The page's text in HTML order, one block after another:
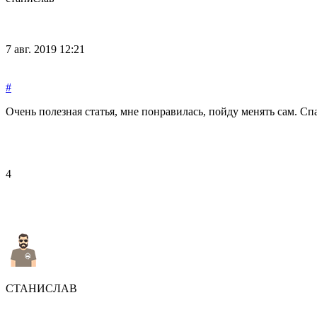
7 авг. 2019 12:21
#
Очень полезная статья, мне понравилась, пойду менять сам.
4
СТАНИСЛАВ